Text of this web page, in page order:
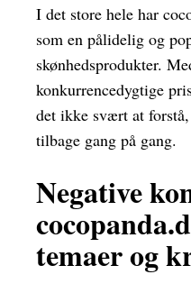
I det store hele har
som en pålidelig og
skønhedsprodukter.
konkurrencedygtige
det ikke svært at
tilbage gang på gang.
Negative
temaer og